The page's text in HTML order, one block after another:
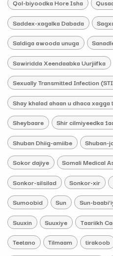
Qol-biyoodka Hore Isha
Saddex-xagalka Dabada
Saldiga awooda unuga
Sawiridda Xeendaabka Uurjiifka
Sexually Transmitted Infection
Shay khalad ahaan u dhaca xagga
Sheybaare Shir cilmiyeedka
Shuban Dhiig-amiibe Shuban-
Sokor dajiye Somali Medical
Sonkor-silsilad Sonkor-xir
Sumoobid Sun Sun-
Suuxin Suuxiye Taariikh
Teetano Tilmaam tirakoob